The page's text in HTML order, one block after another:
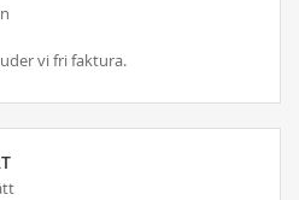
vi fri faktura.